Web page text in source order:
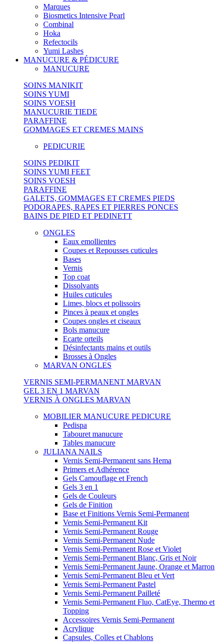
Marques
Biosmetics Intensive Pearl
Combinal
Hoka
Refectocils
Yumi Lashes
MANUCURE & PÉDICURE
MANUCURE
SOINS MANIKIT
SOINS YUMI
SOINS VOESH
MANUCURIE TIEDE
PARAFFINE
GOMMAGES ET CREMES MAINS
PEDICURIE
SOINS PEDIKIT
SOINS YUMI FEET
SOINS VOESH
PARAFFINE
GALETS, GOMMAGES ET CREMES PIEDS
PODORAPES, RAPES ET PIERRES PONCES
BAINS DE PIED ET PEDINETT
ONGLES
Eaux emollientes
Coupes et Repousses cuticules
Bases
Vernis
Top coat
Dissolvants
Huiles cuticules
Limes, blocs et polissoirs
Pinces à peaux et ongles
Coupes ongles et ciseaux
Bols manucure
Ecarte orteils
Désinfectants mains et outils
Brosses à Ongles
MARVAN ONGLES
VERNIS SEMI-PERMANENT MARVAN
GEL 3 EN 1 MARVAN
VERNIS À ONGLES MARVAN
MOBILIER MANUCURE PEDICURE
Pedispa
Tabouret manucure
Tables manucure
JULIANA NAILS
Vernis Semi-Permanent sans Hema
Primers et Adhérence
Gels Camouflage et French
Gels 3 en 1
Gels de Couleurs
Gels de Finition
Base et Finitions Vernis Semi-Permanent
Vernis Semi-Permanent Kit
Vernis Semi-Permanent Rouge
Vernis Semi-Permanent Nude
Vernis Semi-Permanent Rose et Violet
Vernis Semi-Permanent Blanc, Gris et Noir
Vernis Semi-Permanent Jaune, Orange et Marron
Vernis Semi-Permanent Bleu et Vert
Vernis Semi-Permanent Pastel
Vernis Semi-Permanent Pailleté
Vernis Semi-Permanent Fluo, CatEye, Thermo et
Topping
Accessoires Vernis Semi-Permanent
Acrylique
Capsules, Colles et Chablons